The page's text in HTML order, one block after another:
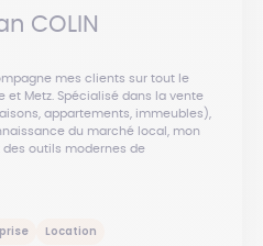
COLIN
mes clients sur tout le
et Metz. Spécialisé dans la vente
appartements, immeubles),
du marché local, mon
outils modernes de
Location